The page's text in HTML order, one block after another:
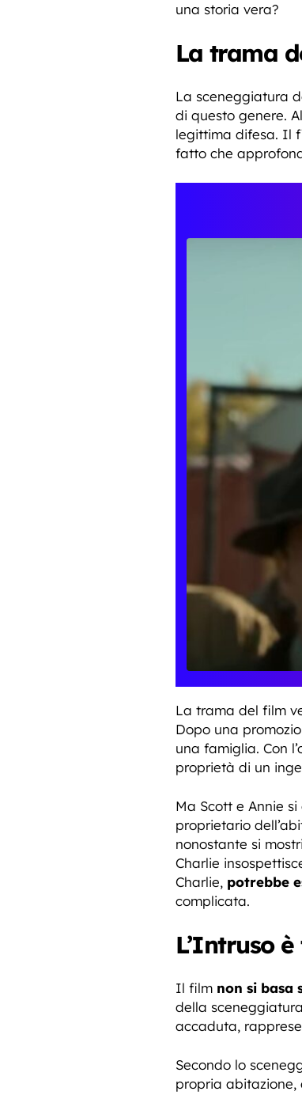
una storia vera?
La trama
La sceneggiatura
di questo genere.
legittima difesa. Il
fatto che
La trama del film
Dopo una
una famiglia. Con
proprietà di un
Ma Scott e Annie
proprietario
nonostante si
Charlie
Charlie, potrebbe
complicata.
L’Intruso
Il film non si basa
della
accaduta,
Secondo lo
propria